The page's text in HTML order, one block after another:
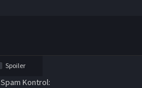
Spoiler
Kontrol: